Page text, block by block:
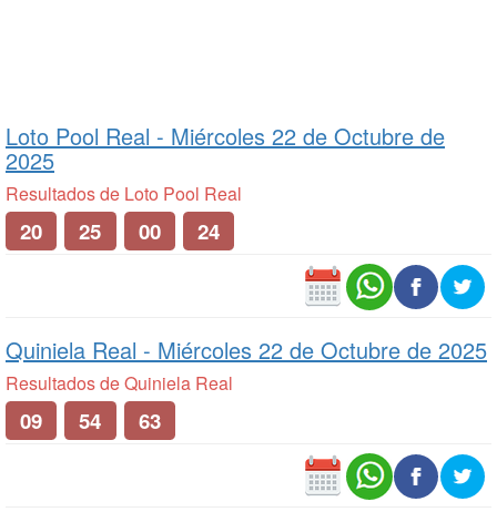
Loto Pool Real - Miércoles 22 de Octubre de
2025
Resultados de Loto Pool Real
20 25 00 24
Quiniela Real - Miércoles 22 de Octubre de 2025
Resultados de Quiniela Real
09 54 63